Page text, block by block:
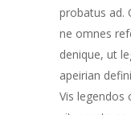
probatus ad.
ne omnes
denique, ut
apeirian
Vis legendos